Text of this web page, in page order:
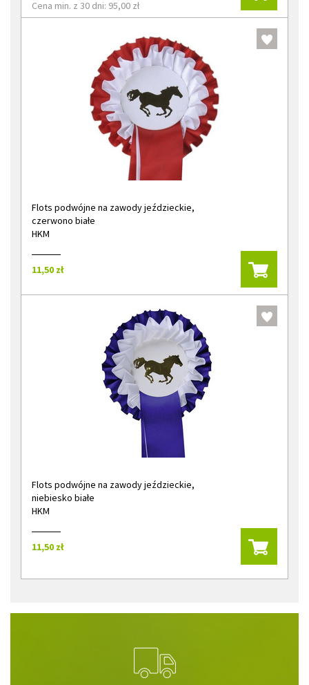
Cena min. z 30 dni: 95,00 zł
Flots podwójne na zawody jeździeckie,
czerwono białe
HKM
11,50 zł
Flots podwójne na zawody jeździeckie,
niebiesko białe
HKM
11,50 zł